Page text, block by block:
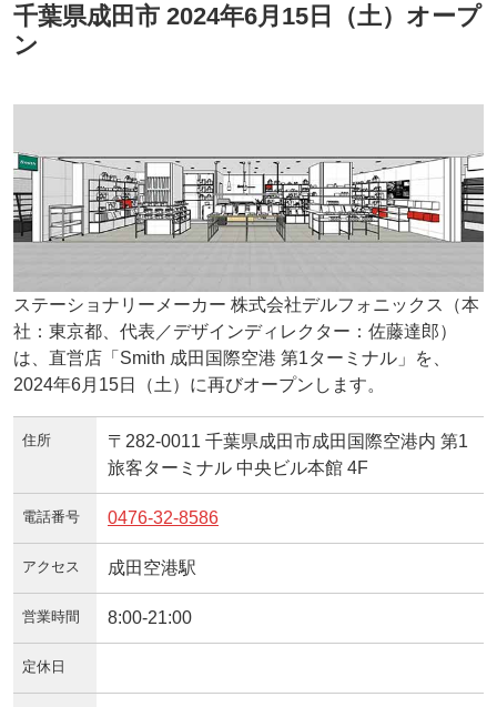
千葉県成田市 2024年6月15日（土）オープ
ン
ステーショナリーメーカー 株式会社デルフォニックス（本
社：東京都、代表／デザインディレクター：佐藤達郎）
は、直営店「Smith 成田国際空港 第1ターミナル」を、
2024年6月15日（土）に再びオープンします。
住所
〒282-0011 千葉県成田市成田国際空港内 第1
旅客ターミナル 中央ビル本館 4F
電話番号 0476-32-8586
アクセス 成田空港駅
営業時間 8:00-21:00
定休日